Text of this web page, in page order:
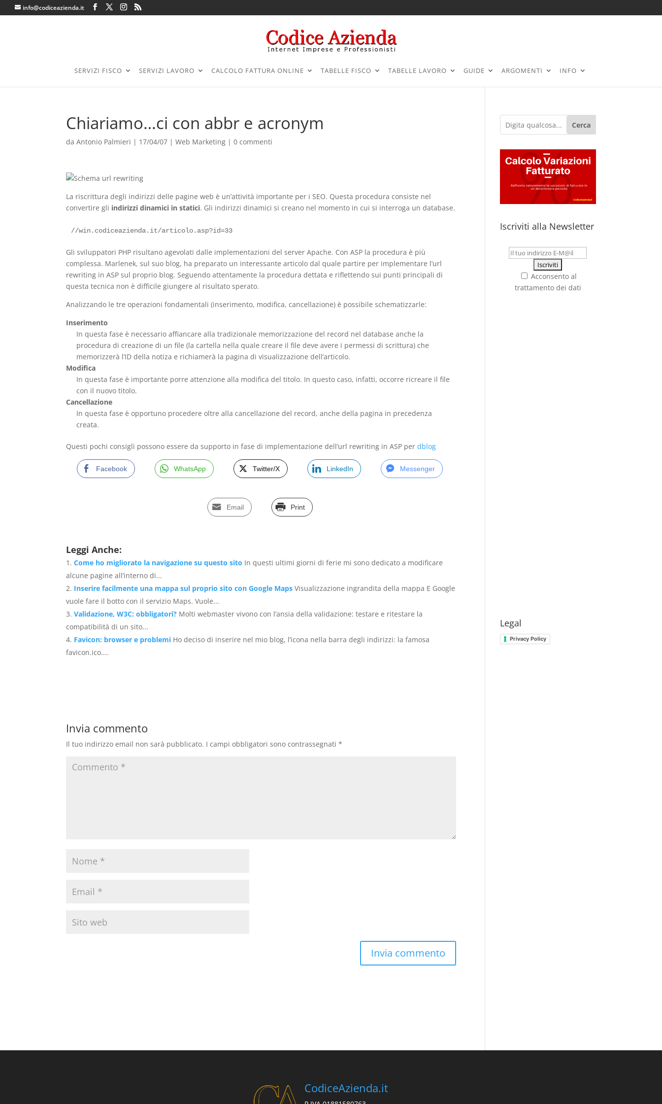
info@codiceazienda.it
SERVIZI FISCO SERVIZI LAVORO CALCOLO FATTURA ONLINE TABELLE FISCO TABELLE LAVORO GUIDE ARGOMENTI INFO
Chiariamo…ci con abbr e acronym
daAntonio Palmieri | 17/04/07 |Web Marketing |0 commenti
La riscrittura degli indirizzi delle pagine web è un’attività importante per i SEO. Questa procedura consiste nel
convertire gli indirizzi dinamici in statici. Gli indirizzi dinamici si creano nel momento in cui si interroga un database.
//win.codiceazienda.it/articolo.asp?id=33
Gli sviluppatori PHP risultano agevolati dalle implementazioni del server Apache. ConASP la procedura è più
complessa. Marlenek, sul suo blog, ha preparato un interessante articolo dal quale partire per implementare l’url
rewriting in ASP sul proprio blog. Seguendo attentamente la procedura dettata e riflettendo sui punti principali di
questa tecnica non è difficile giungere al risultato sperato.
Analizzando le tre operazioni fondamentali (inserimento, modifica, cancellazione) è possibile schematizzarle:
Inserimento
In questa fase è necessario affiancare alla tradizionale memorizzazione del record nel database anche la
procedura di creazione di un file (la cartella nella quale creare il file deve avere i permessi di scrittura) che
memorizzerà l’ID della notiza e richiamerà la pagina di visualizzazione dell’articolo.
Modifica
In questa fase è importante porre attenzione alla modifica del titolo. In questo caso, infatti, occorre ricreare il file
con il nuovo titolo.
Cancellazione
In questa fase è opportuno procedere oltre alla cancellazione del record, anche della pagina in precedenza
creata.
Questi pochi consigli possono essere da supporto in fase di implementazione dell’url rewriting in ASP perdblog
Facebook WhatsApp Twitter/X LinkedIn Messenger
Email Print
Leggi Anche:
Come ho migliorato la navigazione su questo sito In questi ultimi giorni di ferie mi sono dedicato a modificare
alcune pagine all’interno di...
Inserire facilmente una mappa sul proprio sito con Google Maps Visualizzazione ingrandita della mappa E Google
vuole fare il botto con il servizio Maps. Vuole...
Validazione, W3C: obbligatori? Molti webmaster vivono con l’ansia della validazione: testare e ritestare la
compatibilità di un sito...
Favicon: browser e problemi Ho deciso di inserire nel mio blog, l’icona nella barra degli indirizzi: la famosa
favicon.ico....
Invia commento
Il tuo indirizzo email non sarà pubblicato. I campi obbligatori sono contrassegnati*
Cerca
Iscriviti alla Newsletter
Acconsento al
trattamento dei dati
Legal
Privacy Policy
CodiceAzienda.it